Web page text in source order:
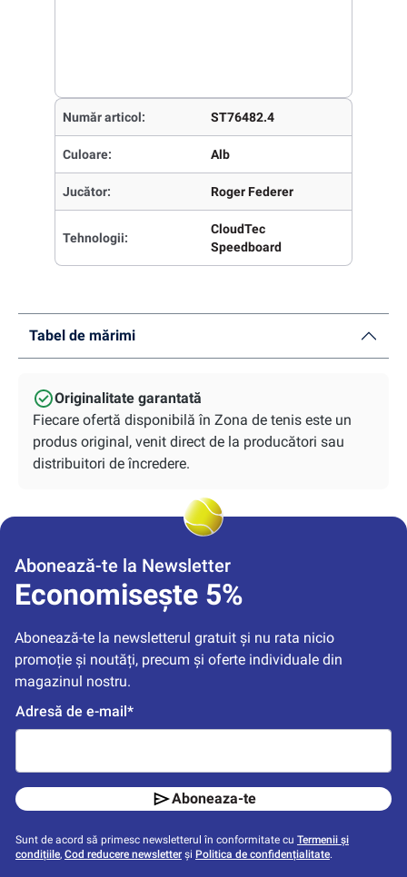
Număr articol: ST76482.4
Culoare: Alb
Jucător: Roger Federer
Tehnologii:
CloudTec
Speedboard
Tabel de mărimi
Originalitate garantată
Fiecare ofertă disponibilă în Zona de tenis este un
produs original, venit direct de la producători sau
distribuitori de încredere.
Abonează-te la Newsletter
Economisește 5%
Abonează-te la newsletterul gratuit și nu rata nicio
promoție și noutăți, precum și oferte individuale din
magazinul nostru.
Adresă de e-mail*
Aboneaza-te
Sunt de acord să primesc newsletterul în conformitate cu Termenii și
condițiile, Cod reducere newsletter și Politica de confidențialitate.